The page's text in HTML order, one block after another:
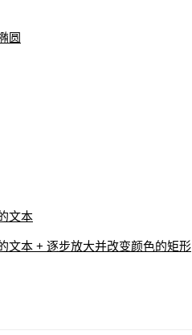
圆
文本
文本 + 逐步放大并改变颜色的矩形